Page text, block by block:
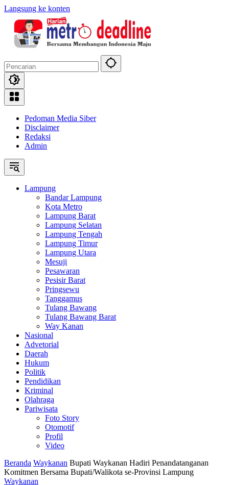
Langsung ke konten
Pedoman Media Siber
Disclaimer
Redaksi
Admin
Lampung
Bandar Lampung
Kota Metro
Lampung Barat
Lampung Selatan
Lampung Tengah
Lampung Timur
Lampung Utara
Mesuji
Pesawaran
Pesisir Barat
Pringsewu
Tanggamus
Tulang Bawang
Tulang Bawang Barat
Way Kanan
Nasional
Advetorial
Daerah
Hukum
Politik
Pendidikan
Kriminal
Olahraga
Pariwisata
Foto Story
Otomotif
Profil
Video
Beranda Waykanan Bupati Waykanan Hadiri Penandatanganan
Komitmen Bersama Bupati/Walikota se-Provinsi Lampung
Waykanan